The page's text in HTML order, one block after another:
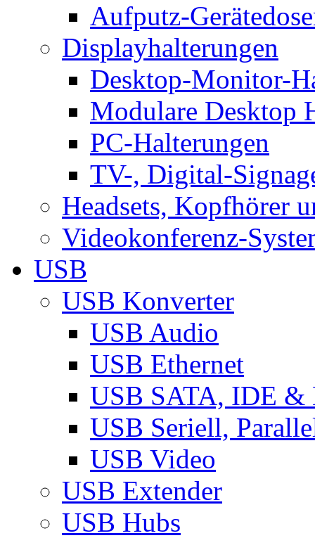
Aufputz-
Displayhalterungen
Desktop-Monitor-
Modulare Desktop
PC-Halterungen
TV-, Digital-
Headsets, Kopfhörer
Videokonferenz-
USB
USB Konverter
USB Audio
USB Ethernet
USB SATA, IDE &
USB Seriell,
USB Video
USB Extender
USB Hubs